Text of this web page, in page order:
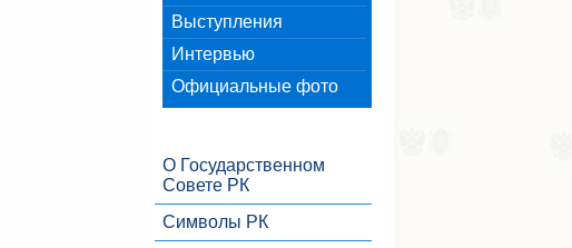
Выступления
Интервью
Официальные фото
О Государственном
Совете РК
Символы РК